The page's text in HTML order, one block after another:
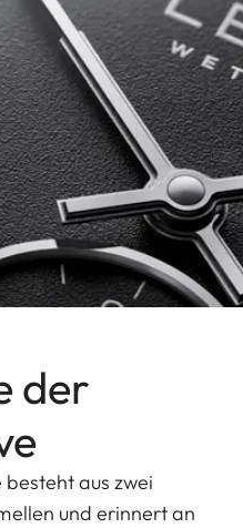
der
aus zwei
und erinnert an